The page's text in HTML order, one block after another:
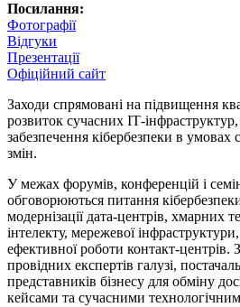
Посилання:
Фотографії
Відгуки
Презентації
Офіційний сайт
Заходи спрямовані на підвищення
розвиток сучасних ІТ-
забезпечення кібербезпеки в умовах
змін.
У межах форумів, конференцій і
обговорюються питання
модернізації дата-центрів, хмарних
інтелекту, мережевої
ефективної роботи контакт-центрів.
провідних експертів галузі,
представників бізнесу для обміну
кейсами та сучасними